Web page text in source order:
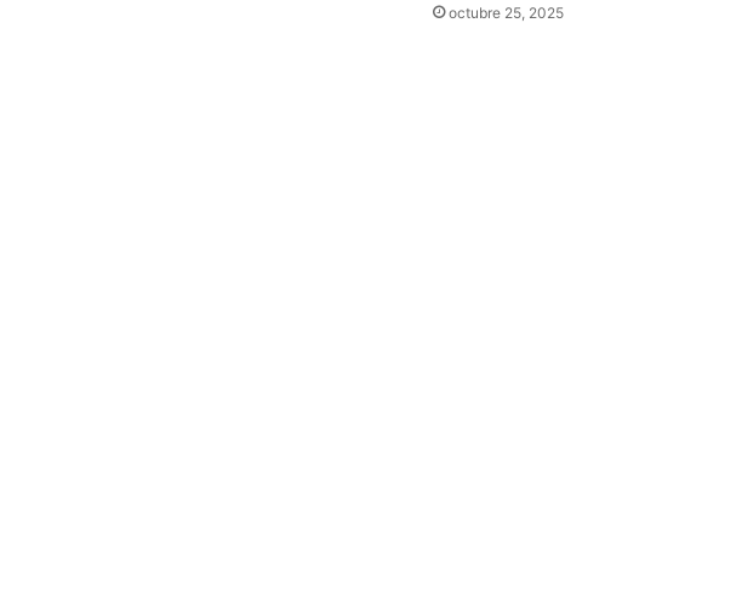
octubre 25, 2025